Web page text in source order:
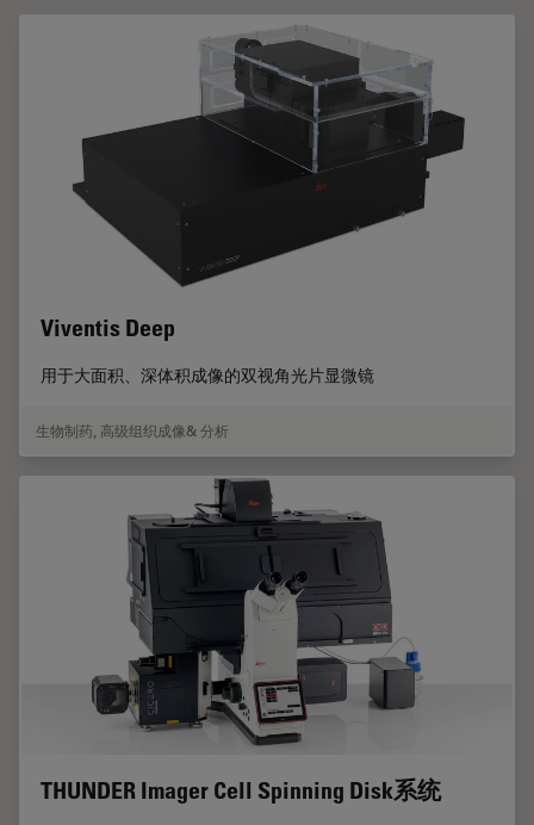
Viventis Deep
用于大面积、深体积成像的双视角光片显微镜
生物制药 高级组织成像& 分析
THUNDER Imager Cell Spinning Disk系统